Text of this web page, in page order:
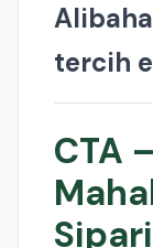
tercih
CTA